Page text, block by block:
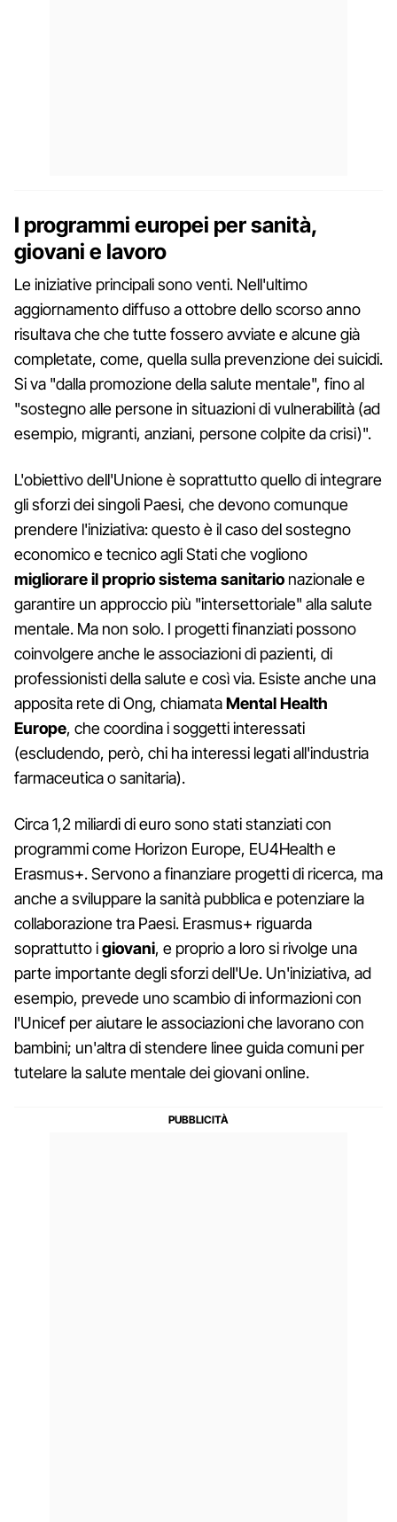
I programmi europei per sanità,
giovani e lavoro
Le iniziative principali sono venti. Nell'ultimo
aggiornamento diffuso a ottobre dello scorso anno
risultava che che tutte fossero avviate e alcune già
completate, come, quella sulla prevenzione dei suicidi.
Si va "dalla promozione della salute mentale", fino al
"sostegno alle persone in situazioni di vulnerabilità (ad
esempio, migranti, anziani, persone colpite da crisi)".
L'obiettivo dell'Unione è soprattutto quello di integrare
gli sforzi dei singoli Paesi, che devono comunque
prendere l'iniziativa: questo è il caso del sostegno
economico e tecnico agli Stati che vogliono
migliorare il proprio sistema sanitario nazionale e
garantire un approccio più "intersettoriale" alla salute
mentale. Ma non solo. I progetti finanziati possono
coinvolgere anche le associazioni di pazienti, di
professionisti della salute e così via. Esiste anche una
apposita rete di Ong, chiamataMental Health
Europe, che coordina i soggetti interessati
(escludendo, però, chi ha interessi legati all'industria
farmaceutica o sanitaria).
Circa 1,2 miliardi di euro sono stati stanziati con
programmi come Horizon Europe, EU4Health e
Erasmus+. Servono a finanziare progetti di ricerca, ma
anche a sviluppare la sanità pubblica e potenziare la
collaborazione tra Paesi. Erasmus+ riguarda
soprattutto igiovani, e proprio a loro si rivolge una
parte importante degli sforzi dell'Ue. Un'iniziativa, ad
esempio, prevede uno scambio di informazioni con
l'Unicef per aiutare le associazioni che lavorano con
bambini; un'altra di stendere linee guida comuni per
tutelare la salute mentale dei giovani online.